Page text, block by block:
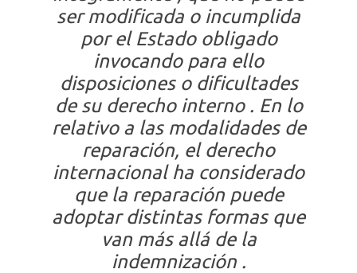
ser modificada o incumplida
por el Estado obligado
invocando para ello
disposiciones o dificultades
de su derecho interno . En lo
relativo a las modalidades de
reparación, el derecho
internacional ha considerado
que la reparación puede
adoptar distintas formas que
van más allá de la
indemnización .